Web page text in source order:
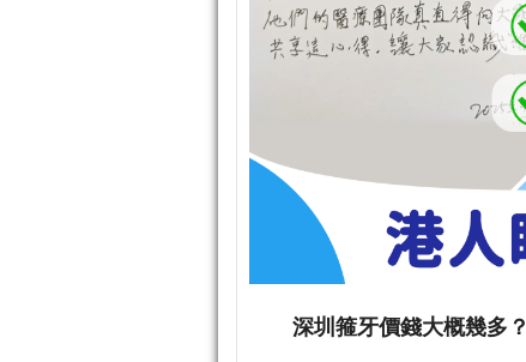
深圳箍牙價錢大概幾多？